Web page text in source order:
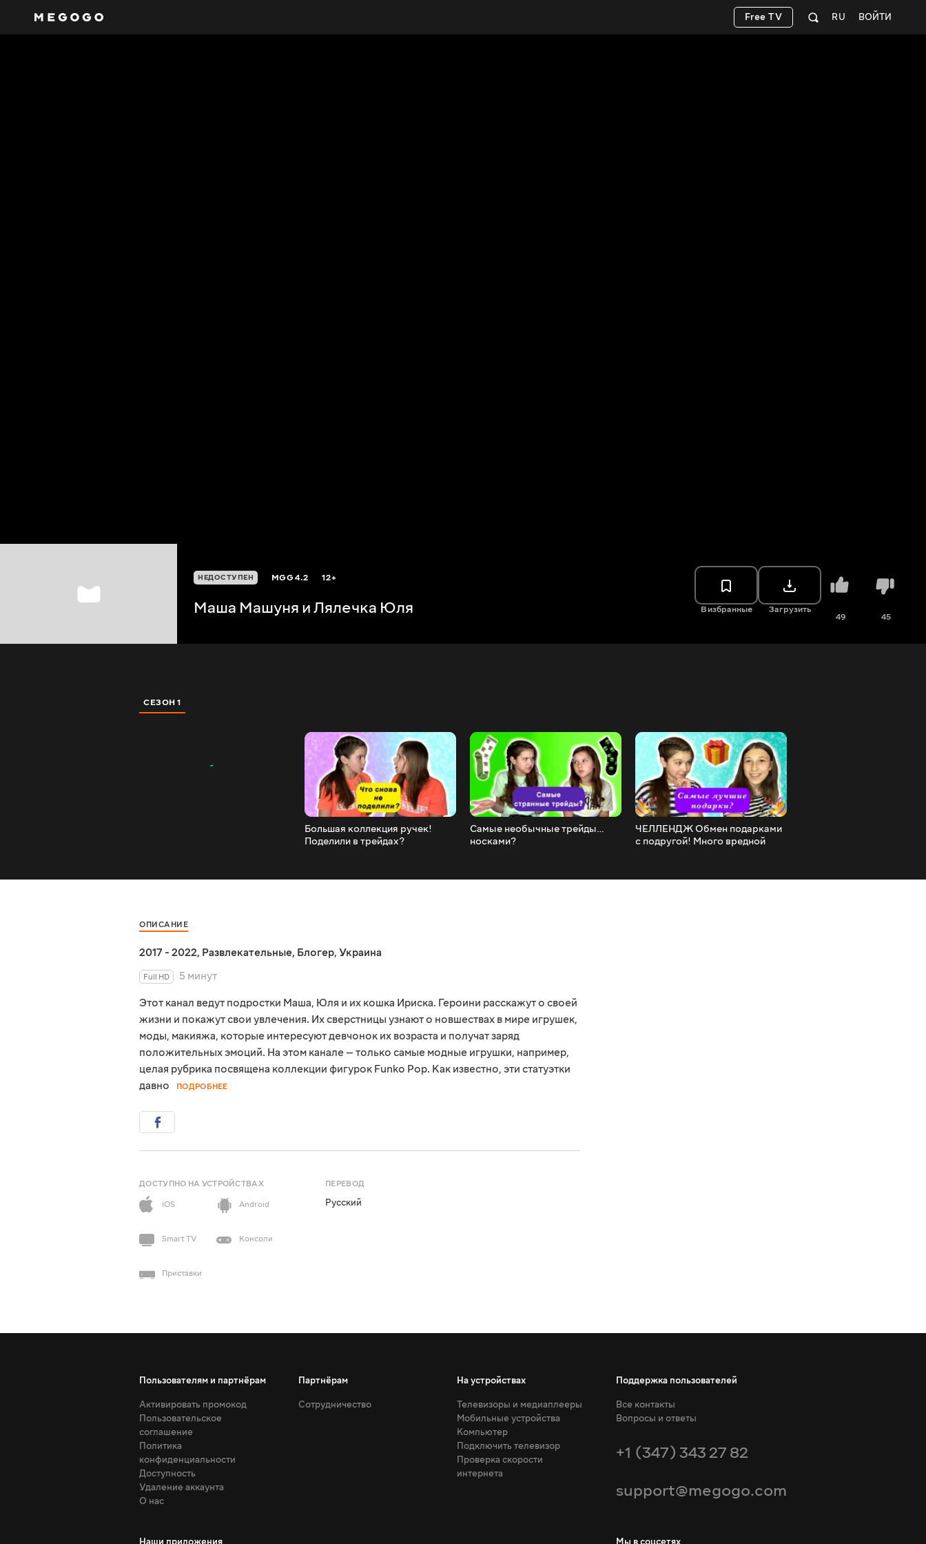
ВОЙТИ
RU
Free TV
НЕДОСТУПЕН MGG4.2 12+
Маша Машуня и Лялечка Юля В избранные Загрузить
49 45
СЕЗОН 1
Большая коллекция ручек!
Поделили в трейдах?
Самые необычные трейды…
носками?
ЧЕЛЛЕНДЖ Обмен подарками
с подругой! Много вредной
ОПИСАНИЕ
2017 - 2022, Развлекательные, Блогер, Украина
Full HD
5 минут
Этот канал ведут подростки Маша, Юля и их кошка Ириска. Героини расскажут о своей
жизни и покажут свои увлечения. Их сверстницы узнают о новшествах в мире игрушек,
моды, макияжа, которые интересуют девчонок их возраста и получат заряд
положительных эмоций. На этом канале — только самые модные игрушки, например,
целая рубрика посвящена коллекции фигурок Funko Pop. Как известно, эти статуэтки
давно
ПОДРОБНЕЕ
ДОСТУПНО НА УСТРОЙСТВАХ
iOS
Android
Smart TV Консоли
Приставки
ПЕРЕВОД
Русский
Пользователям и партнёрам
Активировать промокод
Пользовательское
соглашение
Политика
конфиденциальности
Доступность
Удаление аккаунта
О нас
Партнёрам
Сотрудничество
На устройствах
Телевизоры и медиаплееры
Мобильные устройства
Компьютер
Подключить телевизор
Проверка скорости
интернета
Поддержка пользователей
Все контакты
Вопросы и ответы
+1 (347) 343 27 82
support@megogo.com